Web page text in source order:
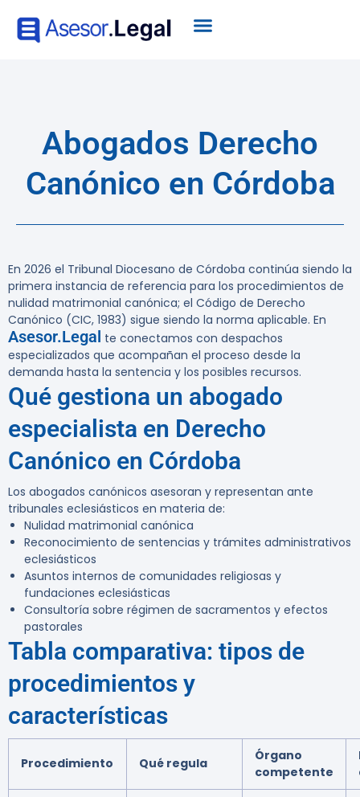
Abogados Derecho
Canónico en Córdoba
En 2026 el Tribunal Diocesano de Córdoba continúa siendo la
primera instancia de referencia para los procedimientos de
nulidad matrimonial canónica; el Código de Derecho
Canónico (CIC, 1983) sigue siendo la norma aplicable. En
Asesor.Legal te conectamos con despachos
especializados que acompañan el proceso desde la
demanda hasta la sentencia y los posibles recursos.
Qué gestiona un abogado
especialista en Derecho
Canónico en Córdoba
Los abogados canónicos asesoran y representan ante
tribunales eclesiásticos en materia de:
Nulidad matrimonial canónica
Reconocimiento de sentencias y trámites administrativos
eclesiásticos
Asuntos internos de comunidades religiosas y
fundaciones eclesiásticas
Consultoría sobre régimen de sacramentos y efectos
pastorales
Tabla comparativa: tipos de
procedimientos y
características
Procedimiento Qué regula
Órgano
competente